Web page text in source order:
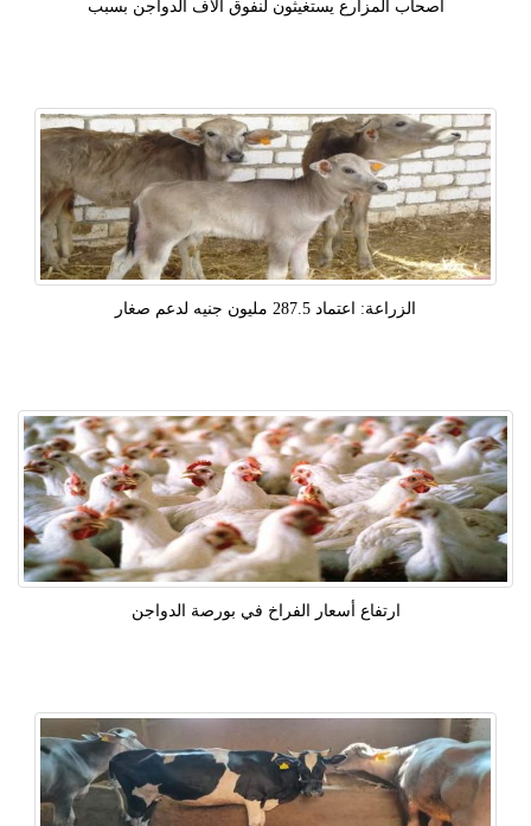
أصحاب المزارع يستغيثون لنفوق آلاف الدواجن بسبب
الزراعة: اعتماد 287.5 مليون جنيه لدعم صغار
ارتفاع أسعار الفراخ في بورصة الدواجن